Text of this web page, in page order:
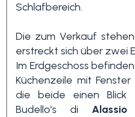
Schlafbereich.
Die zum Verkauf
erstreckt sich über zwei
Im Erdgeschoss
Küchenzeile mit
die beide einen
Budello's diAlassio
Alle
1
2